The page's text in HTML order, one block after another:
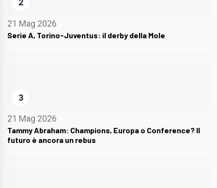
2
21 Mag 2026
Serie A, Torino-Juventus: il derby della Mole
3
21 Mag 2026
Tammy Abraham: Champions, Europa o Conference? Il
futuro è ancora un rebus